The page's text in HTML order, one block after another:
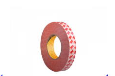
thể.
Các
tùy
chọn
có
thể